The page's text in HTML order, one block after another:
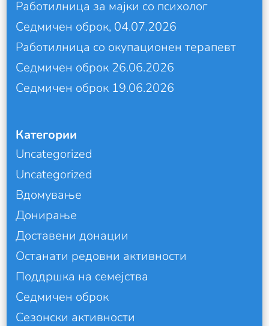
Работилница за мајки со психолог
Седмичен оброк, 04.07.2026
Работилница со окупационен терапевт
Седмичен оброк 26.06.2026
Седмичен оброк 19.06.2026
Категории
Uncategorized
Uncategorized
Вдомување
Донирање
Доставени донации
Останати редовни активности
Поддршка на семејства
Седмичен оброк
Сезонски активности